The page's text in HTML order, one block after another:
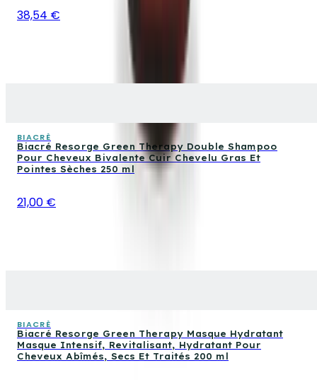
38,54 €
BIACRÈ
Biacré Resorge Green Therapy Double Shampoo
Pour Cheveux Bivalente Cuir Chevelu Gras Et
Pointes Sèches 250 ml
21,00 €
BIACRÈ
Biacré Resorge Green Therapy Masque Hydratant
Masque Intensif, Revitalisant, Hydratant Pour
Cheveux Abîmés, Secs Et Traités 200 ml